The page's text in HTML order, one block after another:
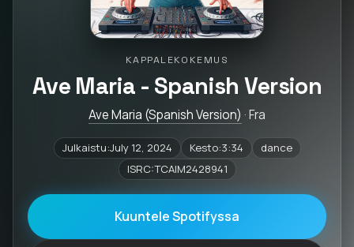
KAPPALEKOKEMUS
Ave Maria - Spanish Version
Ave Maria (Spanish Version) · Fra
Julkaistu:July 12, 2024 Kesto:3:34
dance
ISRC:TCAIM2428941
Kuuntele Spotifyssa